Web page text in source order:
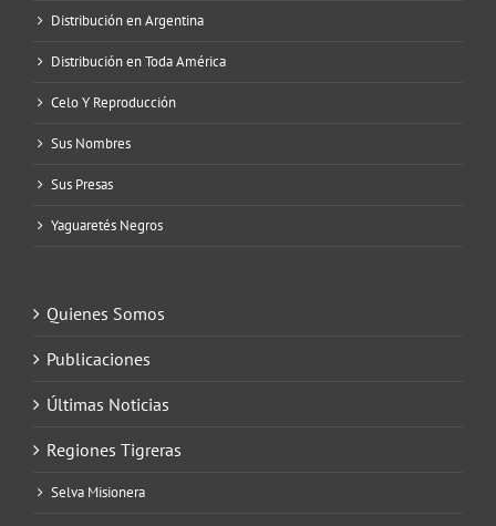
Distribución en Argentina
Distribución en Toda América
Celo Y Reproducción
Sus Nombres
Sus Presas
Yaguaretés Negros
Quienes Somos
Publicaciones
Últimas Noticias
Regiones Tigreras
Selva Misionera